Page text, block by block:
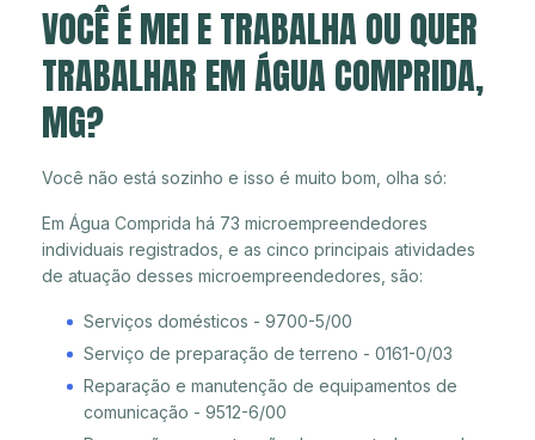
VOCÊ É MEI E TRABALHA OU QUER
TRABALHAR EM ÁGUA COMPRIDA,
MG?
Você não está sozinho e isso é muito bom, olha só:
Em Água Comprida há 73 microempreendedores
individuais registrados, e as cinco principais atividades
de atuação desses microempreendedores, são:
Serviços domésticos - 9700-5/00
Serviço de preparação de terreno - 0161-0/03
Reparação e manutenção de equipamentos de
comunicação - 9512-6/00